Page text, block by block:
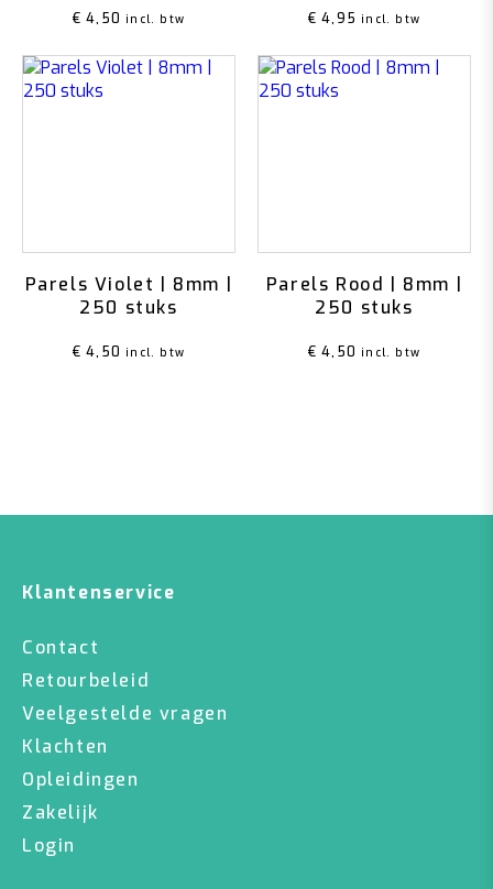
€ 4,50 incl. btw € 4,95 incl. btw
Parels Violet | 8mm |
250 stuks
€ 4,50 incl. btw
Parels Rood | 8mm |
250 stuks
€ 4,50 incl. btw
Klantenservice
Contact
Retourbeleid
Veelgestelde vragen
Klachten
Opleidingen
Zakelijk
Login